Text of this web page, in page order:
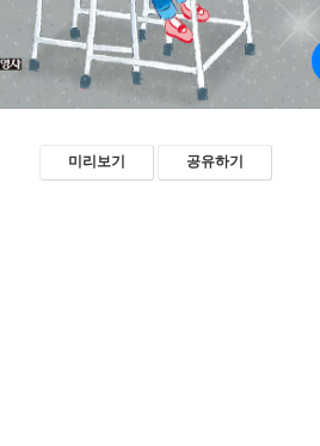
미리보기 공유하기